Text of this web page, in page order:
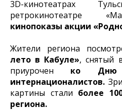
3D-кинотеатрах
ретрокинотеатре
кинопоказы акции
Жители региона
лето в Кабуле», снятый
приурочен ко Дню
интернационалистов.
картины стали более
региона.